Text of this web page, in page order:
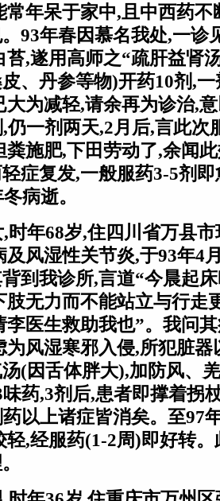
常年呆于家中,且中西药
93年春因慕名我处,一诊
苔,遂用高师之“疏肝益肾
、丹参等物)开药10剂,
大为减轻,请余再为诊治,
仍一剂两天,2月后,言此次
粪施肥,下田劳动了,余闻
症复发,一般服药3-5剂
病逝。
时年68岁,住四川省万县
及风湿性关节炎,于93年4
到我诊所,言道“今晨起
肢无力而不能站立与行走
李医生救助我也”。我问
为风湿寒邪入侵,所犯脏器
(因舌体胖大),加防风、
药,3剂后,患者即撑着拐
以上诸症皆消矣。至97
轻,经服药(1-2周)即好转